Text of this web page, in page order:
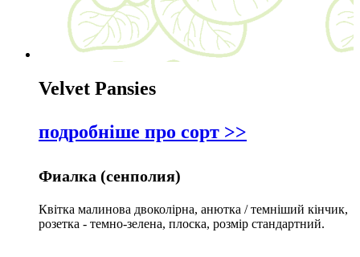
Velvet Pansies
подробніше про сорт >>
Фиалка (сенполия)
Квітка малинова двоколірна, анютка / темніший кінчик,
розетка - темно-зелена, плоска, розмір стандартний.